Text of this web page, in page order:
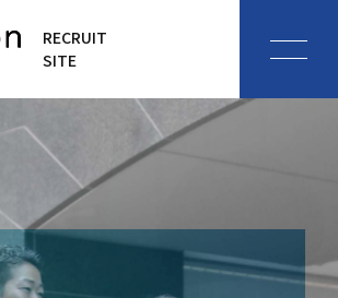
RECRUIT
SITE